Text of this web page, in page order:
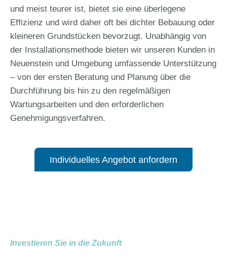
und meist teurer ist, bietet sie eine überlegene
Effizienz und wird daher oft bei dichter Bebauung oder
kleineren Grundstücken bevorzugt. Unabhängig von
der Installationsmethode bieten wir unseren Kunden in
Neuenstein und Umgebung umfassende Unterstützung
– von der ersten Beratung und Planung über die
Durchführung bis hin zu den regelmäßigen
Wartungsarbeiten und den erforderlichen
Genehmigungsverfahren.
Individuelles Angebot anfordern
Investieren Sie in die Zukunft